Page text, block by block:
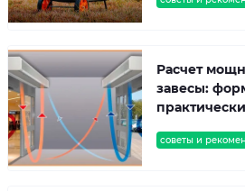
советы и
Расчет
завесы: